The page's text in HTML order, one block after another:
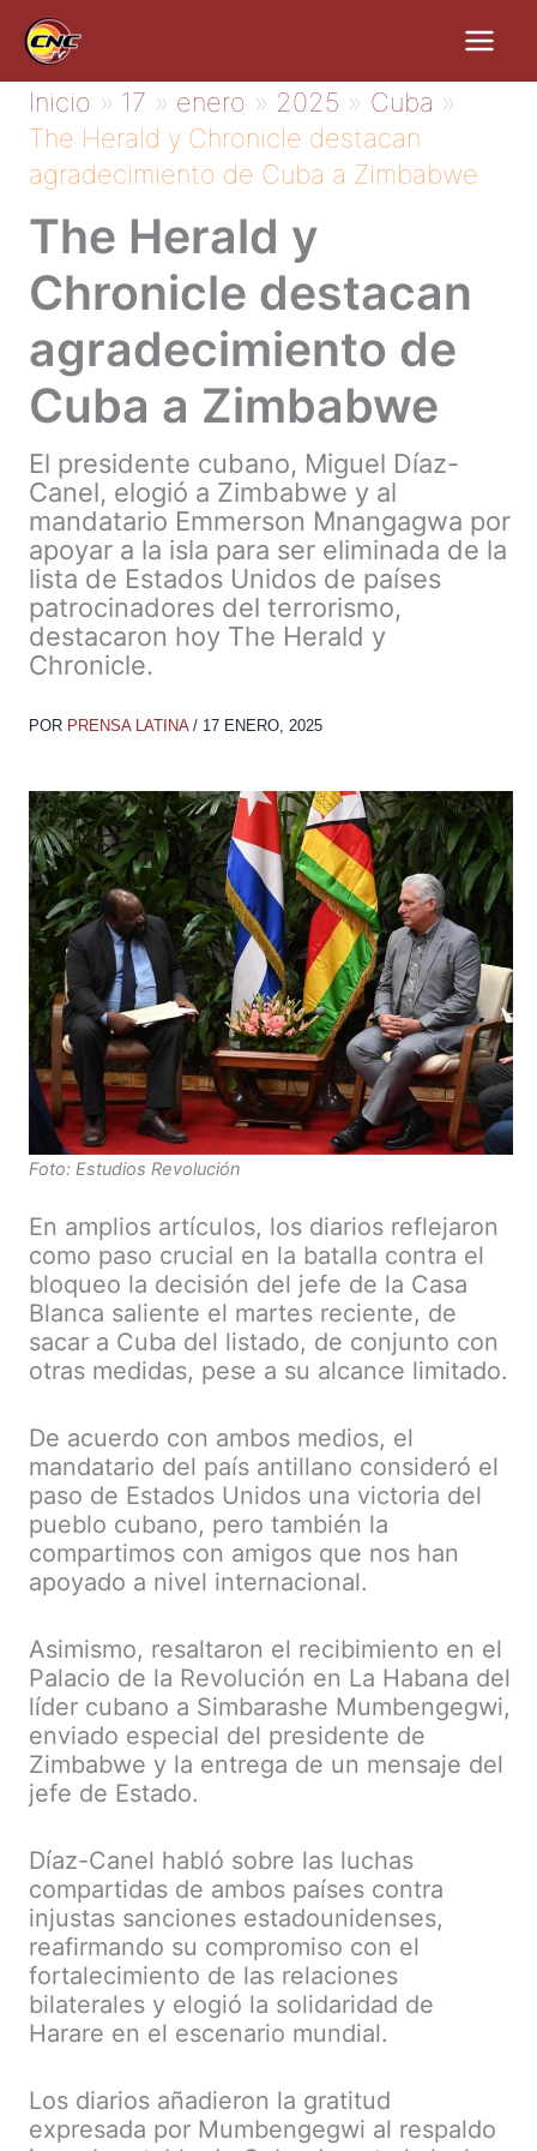
contenido
Inicio 17 enero 2025
Cuba
The Herald y Chronicle destacan
agradecimiento de Cuba a Zimbabwe
The Herald y
Chronicle destacan
agradecimiento de
Cuba a Zimbabwe
El presidente cubano, Miguel Díaz-
Canel, elogió a Zimbabwe y al
mandatario Emmerson Mnangagwa por
apoyar a la isla para ser eliminada de la
lista de Estados Unidos de países
patrocinadores del terrorismo,
destacaron hoy The Herald y
Chronicle.
POR PRENSA LATINA / 17 ENERO, 2025
Foto: Estudios Revolución
En amplios artículos, los diarios reflejaron
como paso crucial en la batalla contra el
bloqueo la decisión del jefe de la Casa
Blanca saliente el martes reciente, de
sacar a Cuba del listado, de conjunto con
otras medidas, pese a su alcance limitado.
De acuerdo con ambos medios, el
mandatario del país antillano consideró el
paso de Estados Unidos una victoria del
pueblo cubano, pero también la
compartimos con amigos que nos han
apoyado a nivel internacional.
Asimismo, resaltaron el recibimiento en el
Palacio de la Revolución en La Habana del
líder cubano a Simbarashe Mumbengegwi,
enviado especial del presidente de
Zimbabwe y la entrega de un mensaje del
jefe de Estado.
Díaz-Canel habló sobre las luchas
compartidas de ambos países contra
injustas sanciones estadounidenses,
reafirmando su compromiso con el
fortalecimiento de las relaciones
bilaterales y elogió la solidaridad de
Harare en el escenario mundial.
Los diarios añadieron la gratitud
expresada por Mumbengegwi al respaldo